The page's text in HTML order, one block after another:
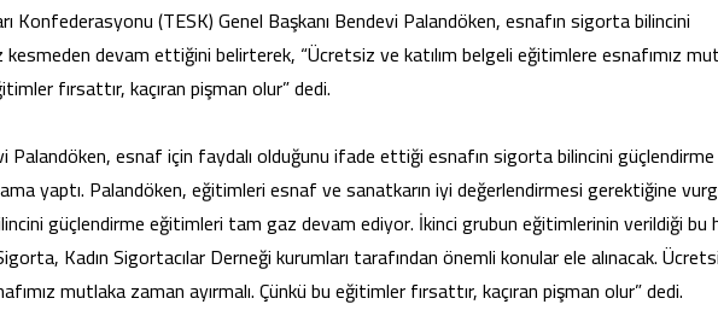
Konfederasyonu (TESK) Genel Başkanı Bendevi Palandöken, esnafın sigorta bilincini
devam ettiğini belirterek, “Ücretsiz ve katılım belgeli eğitimlere esnafımız
fırsattır, kaçıran pişman olur” dedi.
Palandöken, esnaf için faydalı olduğunu ifade ettiği esnafın sigorta bilincini güçlendirme
yaptı. Palandöken, eğitimleri esnaf ve sanatkarın iyi değerlendirmesi gerektiğine
güçlendirme eğitimleri tam gaz devam ediyor. İkinci grubun eğitimlerinin verildiği
Kadın Sigortacılar Derneği kurumları tarafından önemli konular ele alınacak.
mutlaka zaman ayırmalı. Çünkü bu eğitimler fırsattır, kaçıran pişman olur” dedi.